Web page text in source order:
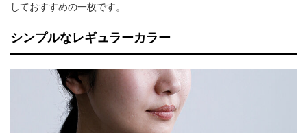
しておすすめの一枚です。
シンプルなレギュラーカラー